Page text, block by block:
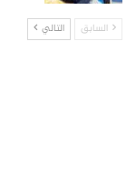
السابق التالي